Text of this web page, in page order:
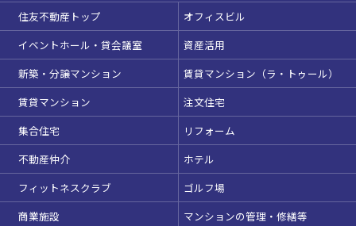
住友不動産トップ
オフィスビル
イベントホール・貸会議室
資産活用
新築・分譲マンション
賃貸マンション（ラ・トゥール）
賃貸マンション
注文住宅
集合住宅
リフォーム
不動産仲介
ホテル
フィットネスクラブ
ゴルフ場
商業施設
マンションの管理・修繕等